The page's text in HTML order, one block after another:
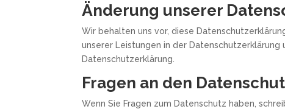
Änderung unserer
Wir behalten uns vor, diese
unserer Leistungen in der Datenschutzerklärung
Datenschutzerklärung.
Fragen an den
Wenn Sie Fragen zum Datenschutz haben,